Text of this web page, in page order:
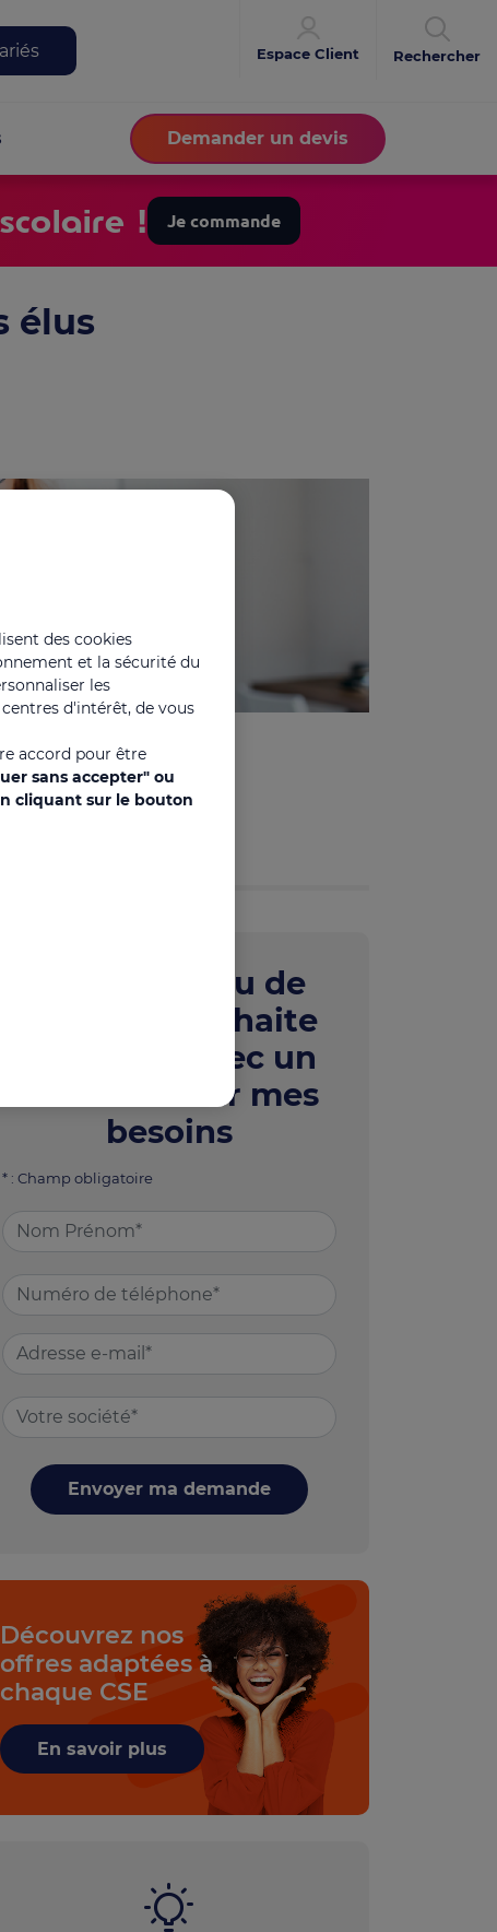
Espace Client Rechercher
Demander un devis
! Je commande
élus
Je suis un élu de
CSE et je souhaite
échanger avec un
conseiller sur mes
besoins
* : Champ obligatoire
Envoyer ma demande
Découvrez nos
offres adaptées à
chaque CSE
En savoir plus
des cookies
et la sécurité du
les
d'intérêt, de vous
accord pour être
sans accepter" ou
cliquant sur le bouton